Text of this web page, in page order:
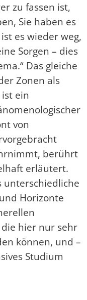
zu fassen ist,
Sie haben es
es wieder weg,
Sorgen – dies
Das gleiche
Zonen als
ein
von
berührt
erläutert.
unterschiedliche
Horizonte
hier nur sehr
können, und –
Studium